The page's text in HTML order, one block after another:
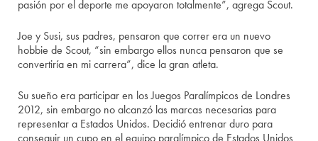
pasión por el deporte me apoyaron totalmente”, agrega Scout.
Joe y Susi, sus padres, pensaron que correr era un nuevo
hobbie de Scout, “sin embargo ellos nunca pensaron que se
convertiría en mi carrera”, dice la gran atleta.
Su sueño era participar en los Juegos Paralímpicos de Londres
2012, sin embargo no alcanzó las marcas necesarias para
representar a Estados Unidos. Decidió entrenar duro para
conseguir un cupo en el equipo paralímpico de Estados Unidos